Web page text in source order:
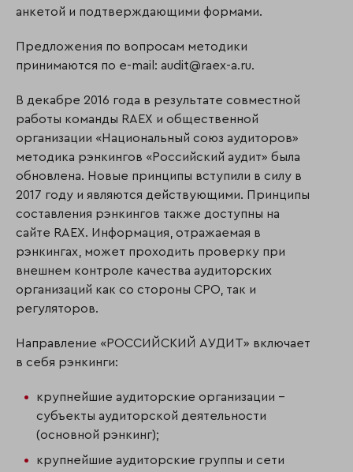
анкетой и подтверждающими формами.
Предложения по вопросам методики
принимаются по e-mail: audit@raex-a.ru.
В декабре 2016 года в результате совместной
работы команды RAEX и общественной
организации «Национальный союз аудиторов»
методика рэнкингов «Российский аудит» была
обновлена. Новые принципы вступили в силу в
2017 году и являются действующими. Принципы
составления рэнкингов также доступны на
сайте RAEX. Информация, отражаемая в
рэнкингах, может проходить проверку при
внешнем контроле качества аудиторских
организаций как со стороны СРО, так и
регуляторов.
Направление «РОССИЙСКИЙ АУДИТ» включает
в себя рэнкинги:
крупнейшие аудиторские организации –
субъекты аудиторской деятельности
(основной рэнкинг);
крупнейшие аудиторские группы и сети